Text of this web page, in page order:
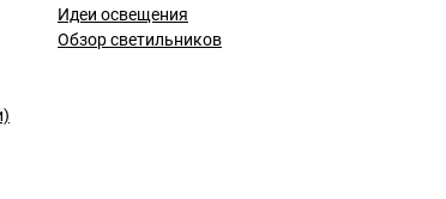
Идеи освещения
Обзор светильников